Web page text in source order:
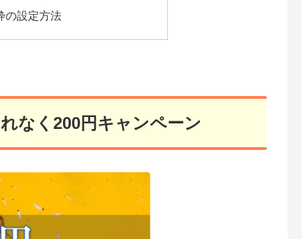
の設定方法
なく200円キャンペーン